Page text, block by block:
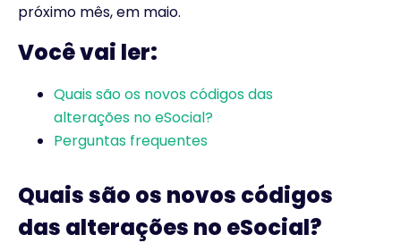
próximo mês, em maio.
Você vai ler:
Quais são os novos códigos das
alterações no eSocial?
Perguntas frequentes
Quais são os novos códigos
das alterações no eSocial?